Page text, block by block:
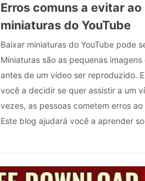
Erros comuns a evitar
miniaturas do YouTube
Baixar miniaturas do YouTube pode
Miniaturas são as pequenas
antes de um vídeo ser reproduzido.
você a decidir se quer assistir a um
vezes, as pessoas cometem erros
Este blog ajudará você a aprender